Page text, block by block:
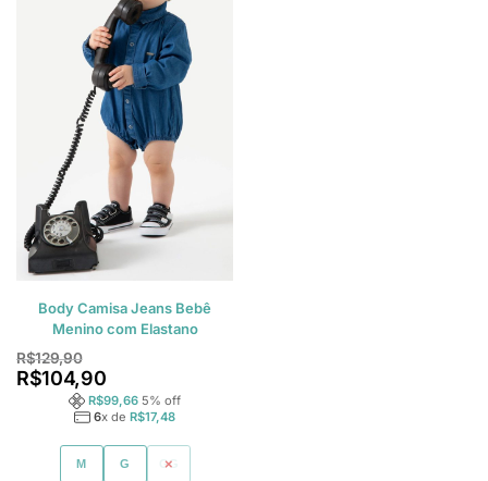
Body Camisa Jeans Bebê
Menino com Elastano
R$129,90
R$104,90
R$99,66 5% off
6x de R$17,48
M G GG